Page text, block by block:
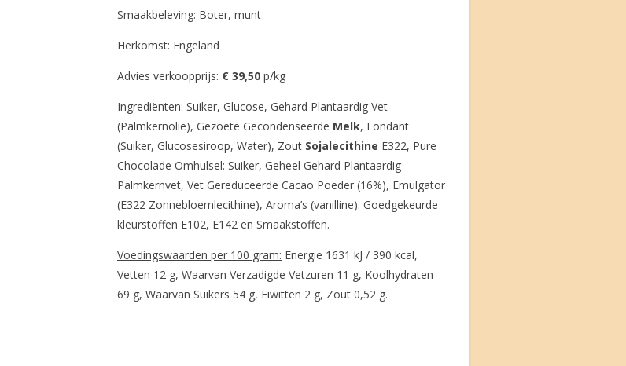
Smaakbeleving: Boter, munt
Herkomst: Engeland
Advies verkoopprijs: € 39,50 p/kg
Ingrediënten: Suiker, Glucose, Gehard Plantaardig Vet
(Palmkernolie), Gezoete Gecondenseerde Melk, Fondant
(Suiker, Glucosesiroop, Water), Zout Sojalecithine E322, Pure
Chocolade Omhulsel: Suiker, Geheel Gehard Plantaardig
Palmkernvet, Vet Gereduceerde Cacao Poeder (16%), Emulgator
(E322 Zonnebloemlecithine), Aroma’s (vanilline). Goedgekeurde
kleurstoffen E102, E142 en Smaakstoffen.
Voedingswaarden per 100 gram: Energie 1631 kJ / 390 kcal,
Vetten 12 g, Waarvan Verzadigde Vetzuren 11 g, Koolhydraten
69 g, Waarvan Suikers 54 g, Eiwitten 2 g, Zout 0,52 g.